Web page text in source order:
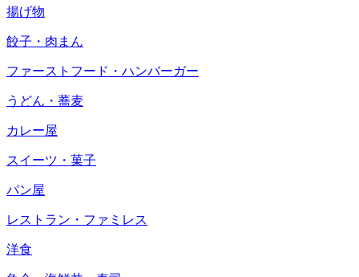
揚げ物
餃子・肉まん
ファーストフード・ハンバーガー
うどん・蕎麦
カレー屋
スイーツ・菓子
パン屋
レストラン・ファミレス
洋食